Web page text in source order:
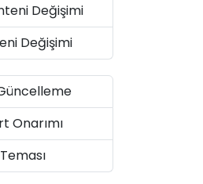
Değişimi
Değişimi
Onarımı
Teması